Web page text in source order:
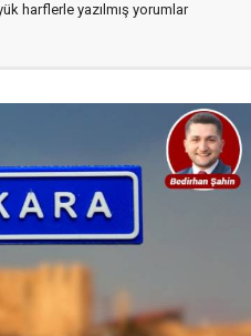
harflerle yazılmış yorumlar